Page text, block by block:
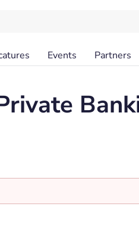
Events Partners